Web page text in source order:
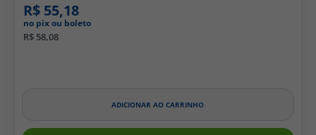
R$ 55,18
no pix ou boleto
R$ 58,08
ADICIONAR AO CARRINHO